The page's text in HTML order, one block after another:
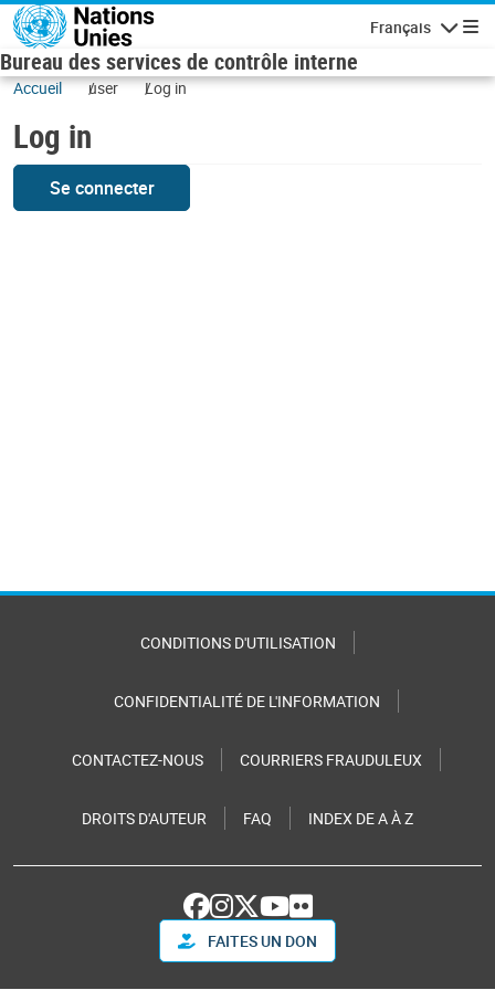
Skip to main content
Français
Bureau des services de contrôle interne
Accueil user Log in
Log in
Se connecter
CONDITIONS D'UTILISATION
CONFIDENTIALITÉ DE L'INFORMATION
CONTACTEZ-NOUS COURRIERS FRAUDULEUX
DROITS D'AUTEUR FAQ INDEX DE A À Z
FAITES UN DON